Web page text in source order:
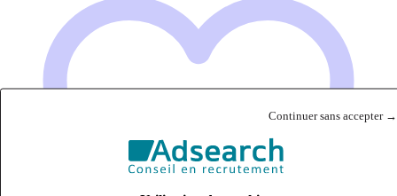
Continuer sans accepter →